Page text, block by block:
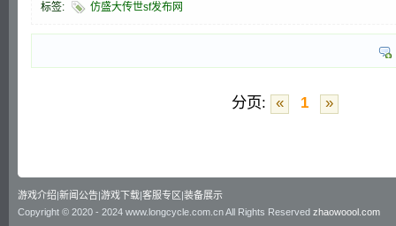
标签: 仿盛大传世sf发布网
分页: « 1 »
游戏介绍|新闻公告|游戏下载|客服专区|装备展示
Copyright © 2020 - 2024 www.longcycle.com.cn All Rights Reserved zhaowoool.com